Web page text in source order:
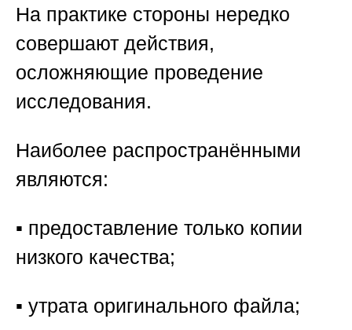
На практике стороны нередко
совершают действия,
осложняющие проведение
исследования.
Наиболее распространёнными
являются:
▪️ предоставление только копии
низкого качества;
▪️ утрата оригинального файла;